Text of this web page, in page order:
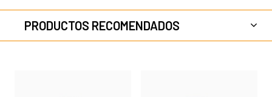
PRODUCTOS RECOMENDADOS